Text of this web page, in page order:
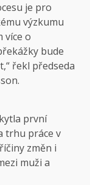
je pro
výzkumu
více o
bude
řekl předseda
první
trhu práce v
změn i
muži a